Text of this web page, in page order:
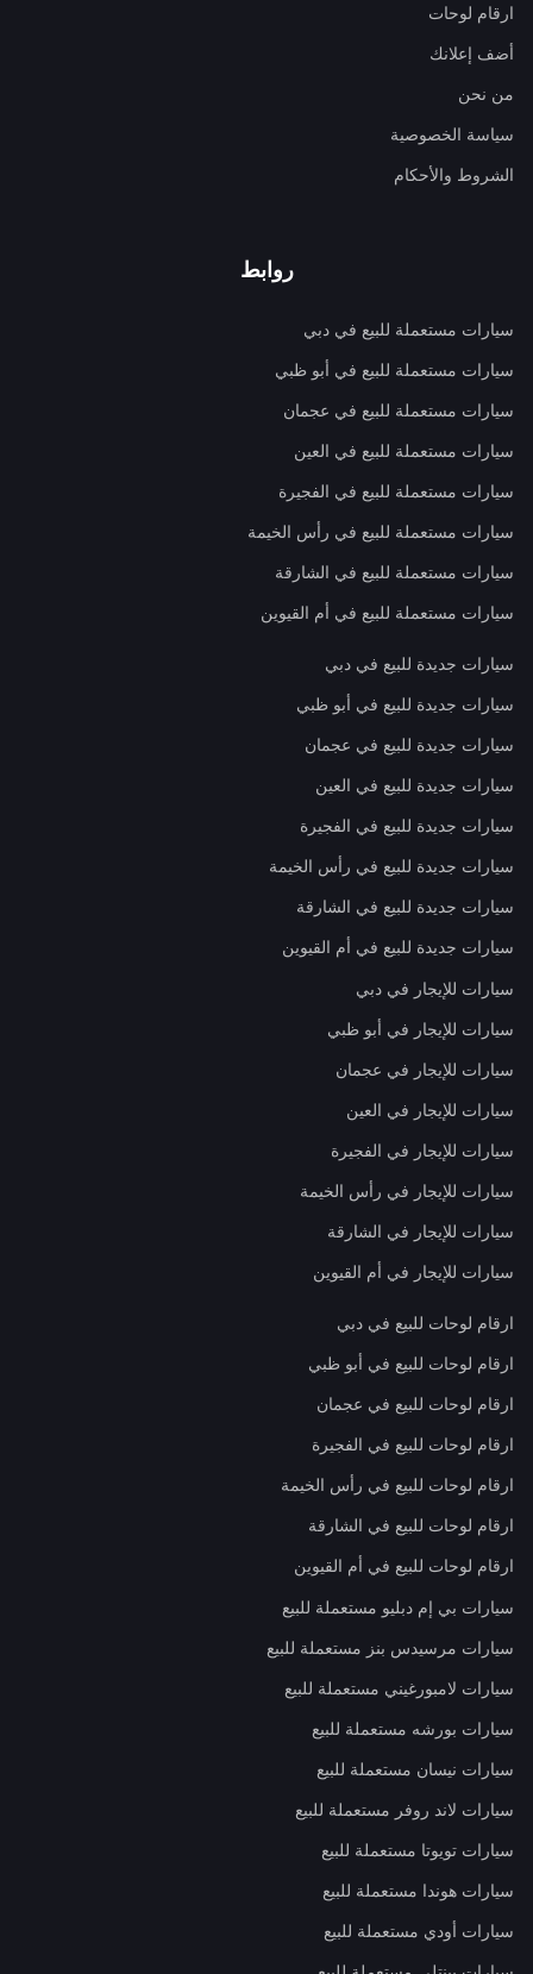
ارقام لوحات
أضف إعلانك
من نحن
سياسة الخصوصية
الشروط والأحكام
روابط
سيارات مستعملة للبيع في دبي
سيارات مستعملة للبيع في أبو ظبي
سيارات مستعملة للبيع في عجمان
سيارات مستعملة للبيع في العين
سيارات مستعملة للبيع في الفجيرة
سيارات مستعملة للبيع في رأس الخيمة
سيارات مستعملة للبيع في الشارقة
سيارات مستعملة للبيع في أم القيوين
سيارات جديدة للبيع في دبي
سيارات جديدة للبيع في أبو ظبي
سيارات جديدة للبيع في عجمان
سيارات جديدة للبيع في العين
سيارات جديدة للبيع في الفجيرة
سيارات جديدة للبيع في رأس الخيمة
سيارات جديدة للبيع في الشارقة
سيارات جديدة للبيع في أم القيوين
سيارات للإيجار في دبي
سيارات للإيجار في أبو ظبي
سيارات للإيجار في عجمان
سيارات للإيجار في العين
سيارات للإيجار في الفجيرة
سيارات للإيجار في رأس الخيمة
سيارات للإيجار في الشارقة
سيارات للإيجار في أم القيوين
ارقام لوحات للبيع في دبي
ارقام لوحات للبيع في أبو ظبي
ارقام لوحات للبيع في عجمان
ارقام لوحات للبيع في الفجيرة
ارقام لوحات للبيع في رأس الخيمة
ارقام لوحات للبيع في الشارقة
ارقام لوحات للبيع في أم القيوين
سيارات بي إم دبليو مستعملة للبيع
سيارات مرسيدس بنز مستعملة للبيع
سيارات لامبورغيني مستعملة للبيع
سيارات بورشه مستعملة للبيع
سيارات نيسان مستعملة للبيع
سيارات لاند روفر مستعملة للبيع
سيارات تويوتا مستعملة للبيع
سيارات هوندا مستعملة للبيع
سيارات أودي مستعملة للبيع